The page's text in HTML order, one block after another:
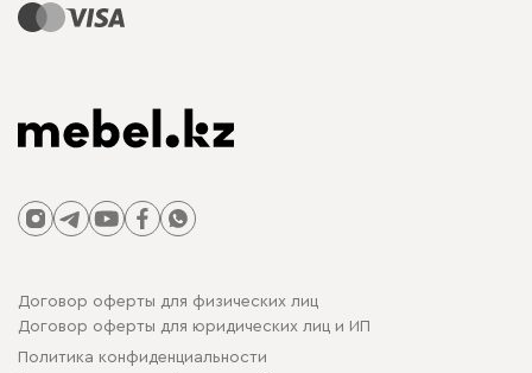
Договор оферты для физических лиц
Договор оферты для юридических лиц и ИП
Политика конфиденциальности